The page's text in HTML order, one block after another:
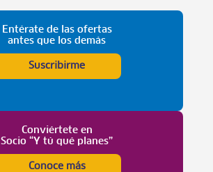
Entérate de las ofertas
antes que los demás
Suscribirme
Conviértete en
Socio “Y tú qué planes”
Conoce más